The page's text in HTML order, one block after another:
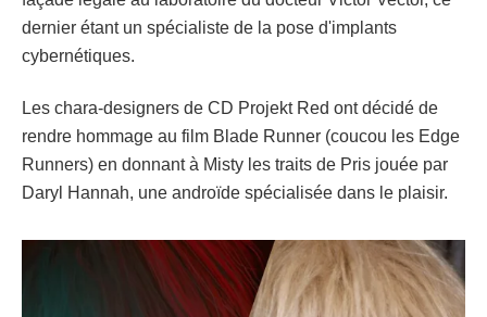
dernier étant un spécialiste de la pose d'implants
cybernétiques.
Les chara-designers de CD Projekt Red ont décidé de
rendre hommage au film Blade Runner (coucou les Edge
Runners) en donnant à Misty les traits de Pris jouée par
Daryl Hannah, une androïde spécialisée dans le plaisir.